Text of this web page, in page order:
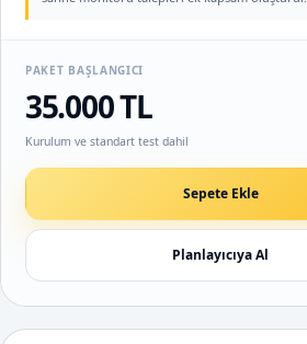
PAKET BAŞLANGICI
35.000 TL
Kurulum ve standart test dahil
Sepete Ekle
Planlayıcıya Al